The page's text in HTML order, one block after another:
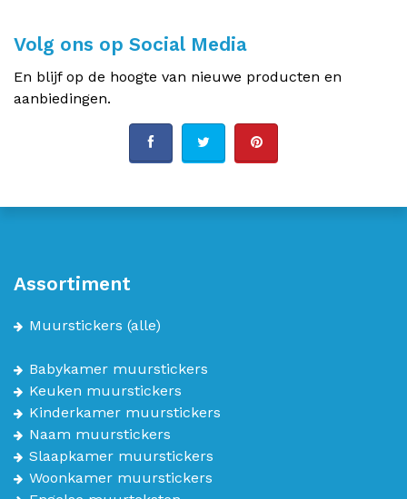
Volg ons op Social Media
En blijf op de hoogte van nieuwe producten en
aanbiedingen.
Assortiment
Muurstickers (alle)
Babykamer muurstickers
Keuken muurstickers
Kinderkamer muurstickers
Naam muurstickers
Slaapkamer muurstickers
Woonkamer muurstickers